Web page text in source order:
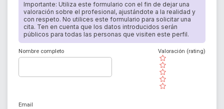
Importante: Utiliza este formulario con el fin de dejar una
valoración sobre el profesional, ajustándote a la realidad y
con respeto. No utilices este formulario para solicitar una
cita. Ten en cuenta que los datos introducidos serán
públicos para todas las personas que visiten este perfil.
Nombre completo
( )
( )
( )
( )
( )
Valoración (rating)
Email